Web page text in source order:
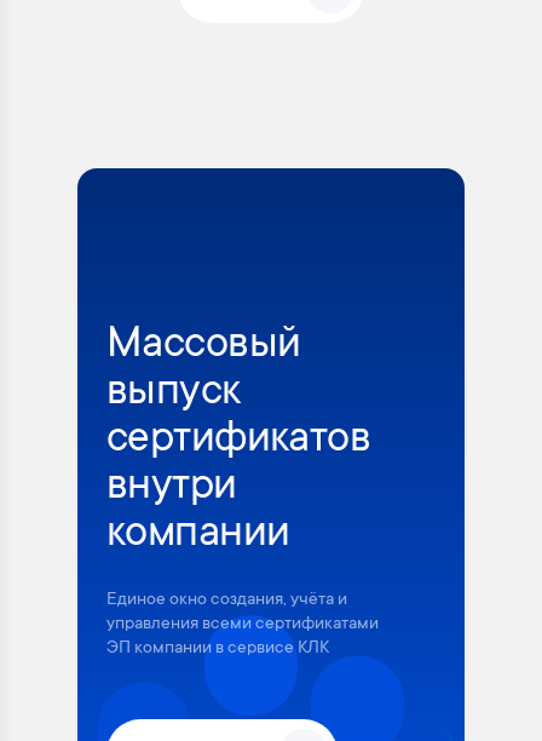
Массовый
выпуск
сертификатов
внутри
компании
Единое окно создания, учёта и
управления всеми сертификатами
ЭП компании в сервисе КЛК